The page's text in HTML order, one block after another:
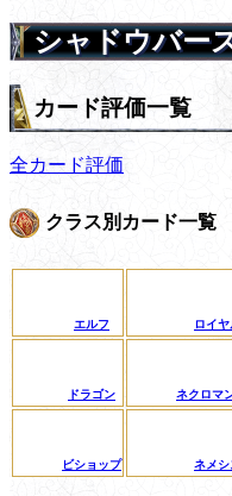
シャドウバー
カード評価一覧
全カード評価
クラス別カード一覧
エルフ ロイヤ
ドラゴン ネクロマ
ビショップ ネメシ